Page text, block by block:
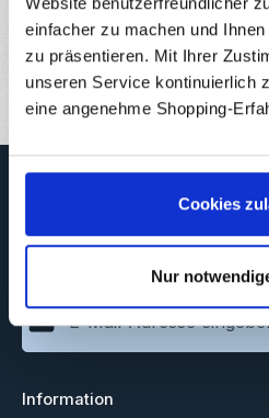
einfacher zu machen und
zu präsentieren. Mit Ihrer
unseren Service kontinuierlich
eine angenehme Shopping-
Cookies
Nur
Downloads
Bewertungen
Newsletter
Abonnieren Sie jetzt unseren
Newsletter, um rechtzeitig über
E-Mail-Adresse*
Ich habe die
Information